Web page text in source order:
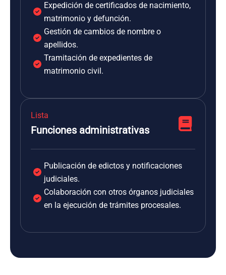
Expedición de certificados de nacimiento,
matrimonio y defunción.
Gestión de cambios de nombre o
apellidos.
Tramitación de expedientes de
matrimonio civil.
Lista
Funciones administrativas
Publicación de edictos y notificaciones
judiciales.
Colaboración con otros órganos judiciales
en la ejecución de trámites procesales.